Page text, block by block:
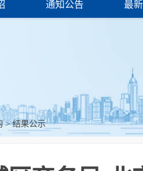
通知公告 最
>结果公示